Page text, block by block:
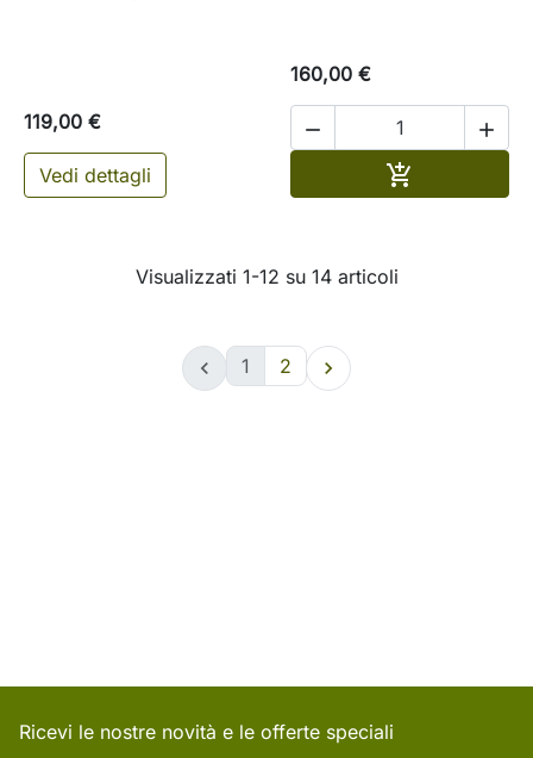
119,00 €
Vedi dettagli
160,00 €
 

Visualizzati 1-12 su 14 articoli
 1 2 
Ricevi le nostre novità e le offerte speciali